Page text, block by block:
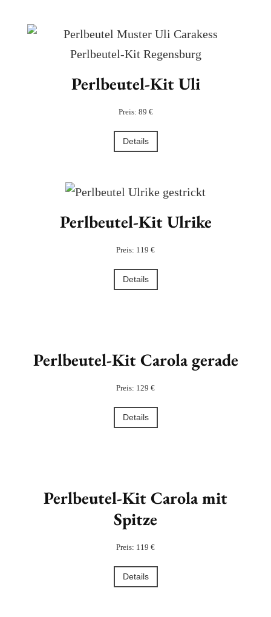
Perlbeutel-Kit Uli
Preis: 89 €
Details
Perlbeutel-Kit Ulrike
Preis: 119 €
Details
Perlbeutel-Kit Carola gerade
Preis: 129 €
Details
Perlbeutel-Kit Carola mit
Spitze
Preis: 119 €
Details